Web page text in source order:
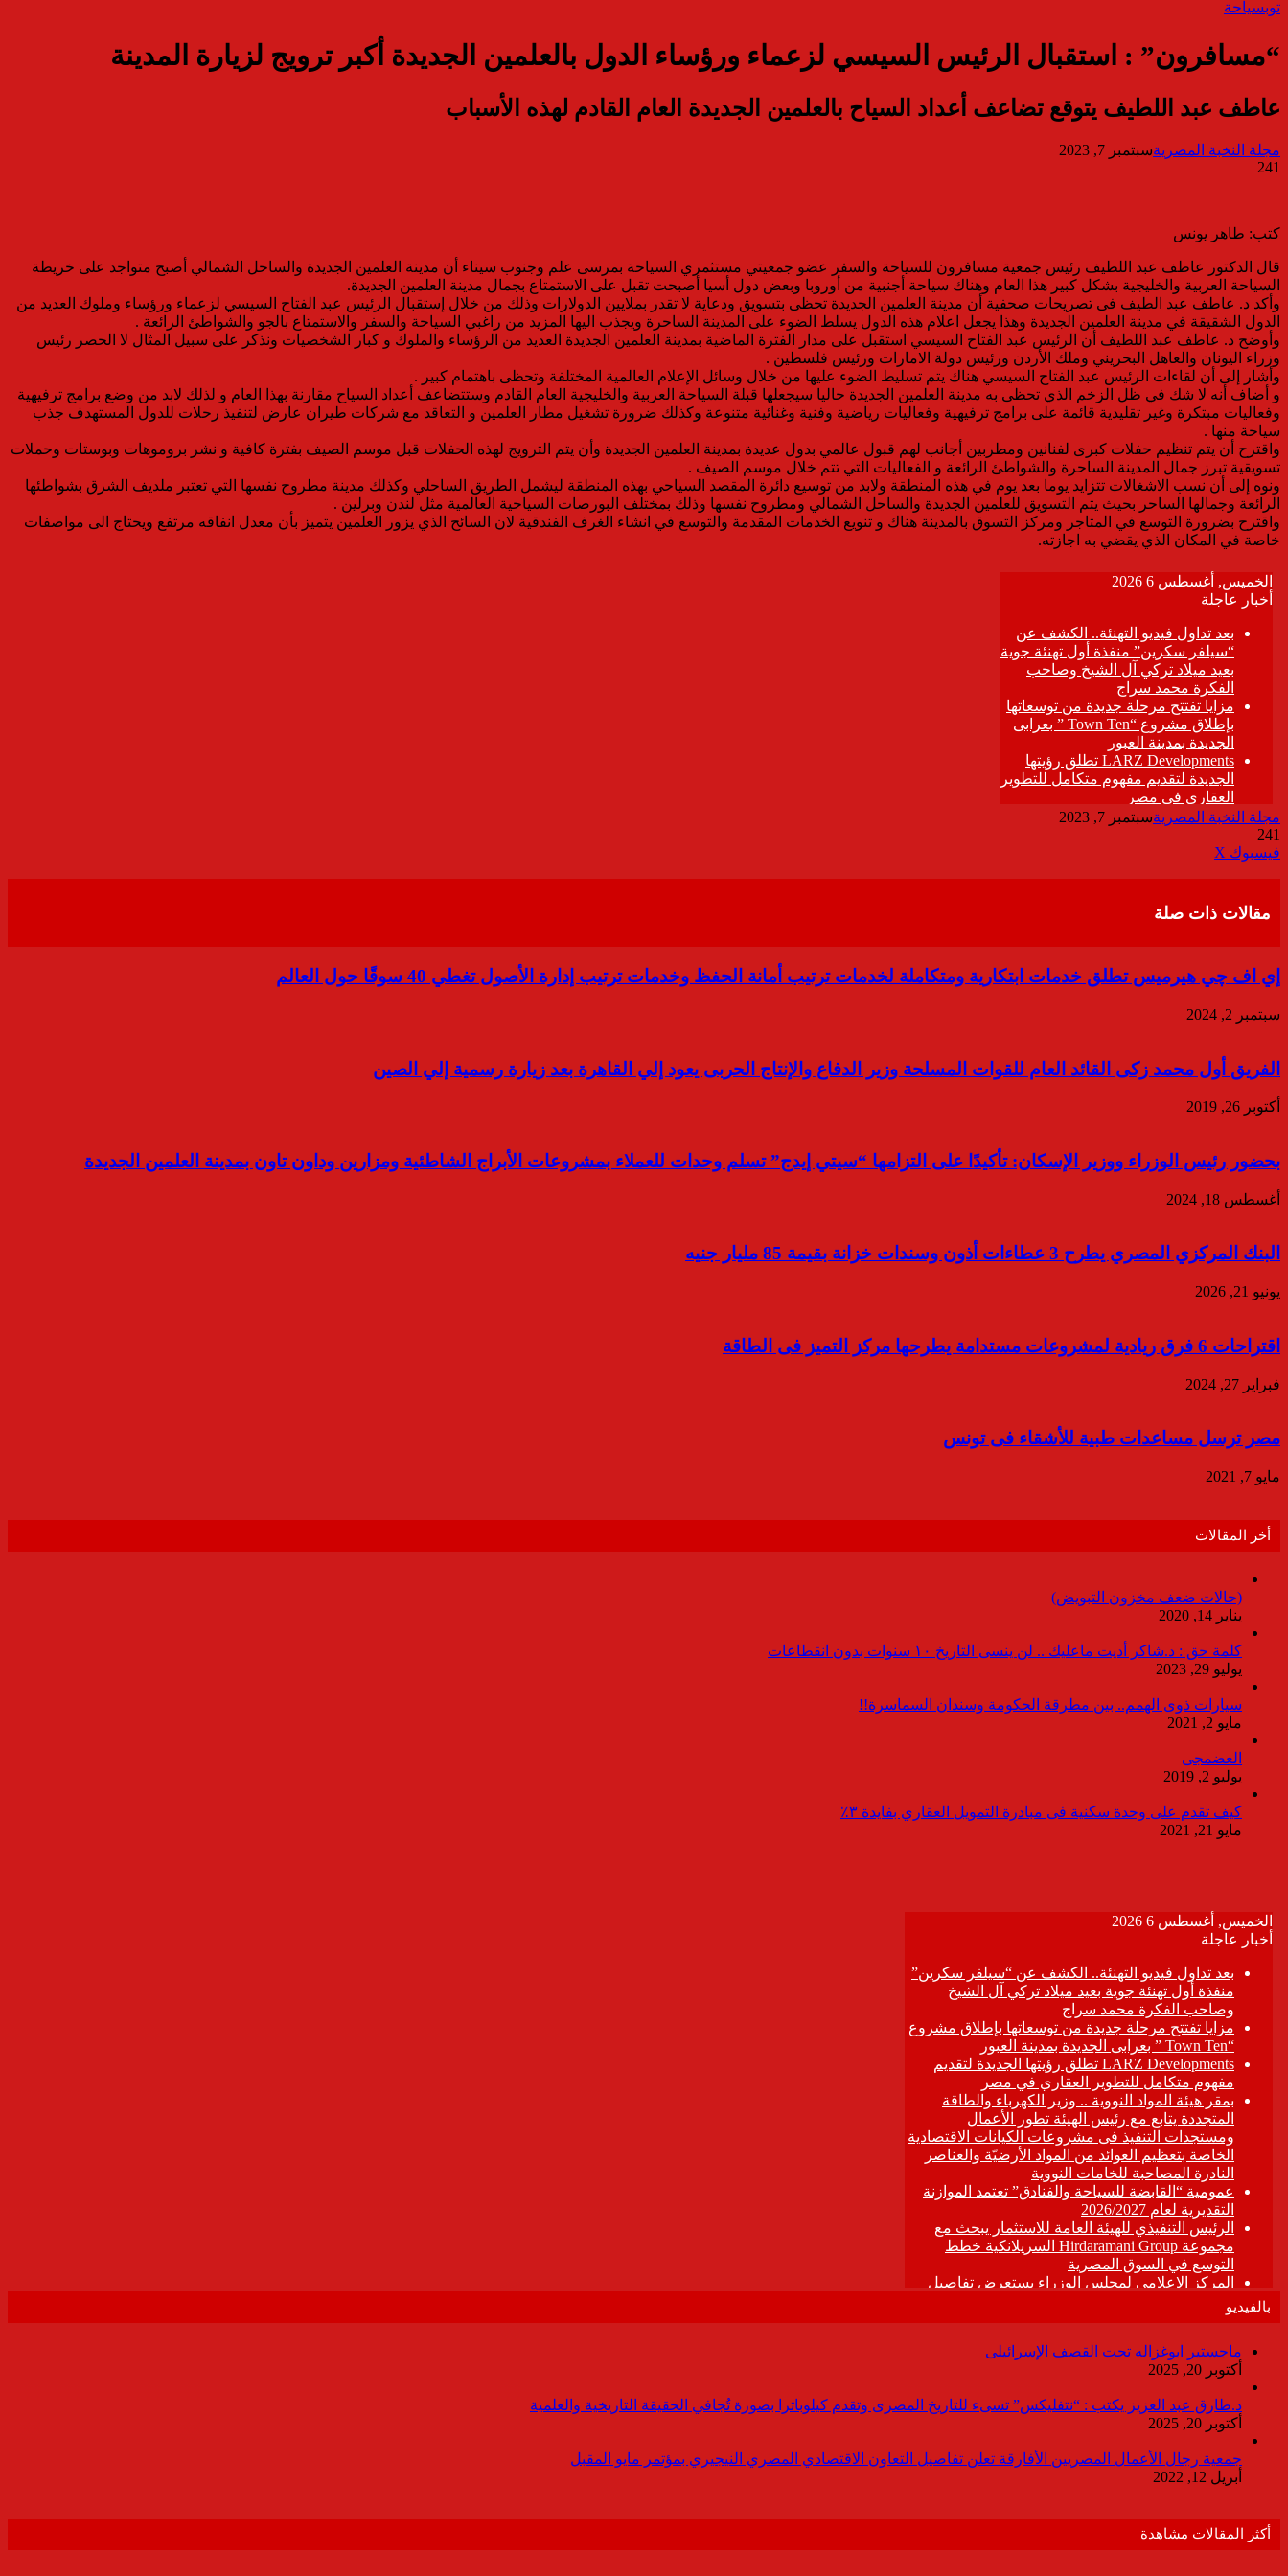
توبسياحة
“مسافرون” : استقبال الرئيس السيسي لزعماء ورؤساء الدول بالعلمين الجديدة أكبر ترويج لزيارة المدينة
عاطف عبد اللطيف يتوقع تضاعف أعداد السياح بالعلمين الجديدة العام القادم لهذه الأسباب
مجلة النخبة المصريةسبتمبر 7, 2023
241
كتب: طاهر يونس
قال الدكتور عاطف عبد اللطيف رئيس جمعية مسافرون للسياحة والسفر عضو جمعيتي مستثمري السياحة بمرسى علم وجنوب سيناء أن مدينة العلمين الجديدة والساحل الشمالي أصبح متواجد على خريطة
السياحة العربية والخليجية بشكل كبير هذا العام وهناك سياحة أجنبية من أوروبا وبعض دول أسيا أصبحت تقبل على الاستمتاع بجمال مدينة العلمين الجديدة.
وأكد د. عاطف عبد الطيف فى تصريحات صحفية أن مدينة العلمين الجديدة تحظى بتسويق ودعاية لا تقدر بملايين الدولارات وذلك من خلال إستقبال الرئيس عبد الفتاح السيسي لزعماء ورؤساء وملوك العديد من
الدول الشقيقة في مدينة العلمين الجديدة وهذا يجعل اعلام هذه الدول يسلط الضوء على المدينة الساحرة ويجذب اليها المزيد من راغبي السياحة والسفر والاستمتاع بالجو والشواطئ الرائعة .
وأوضح د. عاطف عبد اللطيف أن الرئيس عبد الفتاح السيسي استقبل على مدار الفترة الماضية بمدينة العلمين الجديدة العديد من الرؤساء والملوك و كبار الشخصيات ونذكر على سبيل المثال لا الحصر رئيس
وزراء اليونان والعاهل البحريني وملك الأردن ورئيس دولة الامارات ورئيس فلسطين .
وأشار إلى أن لقاءات الرئيس عبد الفتاح السيسي هناك يتم تسليط الضوء عليها من خلال وسائل الإعلام العالمية المختلفة وتحظى باهتمام كبير .
و أضاف أنه لا شك في ظل الزخم الذي تحظى به مدينة العلمين الجديدة حاليا سيجعلها قبلة السياحة العربية والخليجية العام القادم وستتضاعف أعداد السياح مقارنة بهذا العام و لذلك لابد من وضع برامج ترفيهية
وفعاليات مبتكرة وغير تقليدية قائمة على برامج ترفيهية وفعاليات رياضية وفنية وغنائية متنوعة وكذلك ضرورة تشغيل مطار العلمين و التعاقد مع شركات طيران عارض لتنفيذ رحلات للدول المستهدف جذب
سياحة منها .
واقترح أن يتم تنظيم حفلات كبرى لفنانين ومطربين أجانب لهم قبول عالمي بدول عديدة بمدينة العلمين الجديدة وأن يتم الترويج لهذه الحفلات قبل موسم الصيف بفترة كافية و نشر بروموهات وبوستات وحملات
تسويقية تبرز جمال المدينة الساحرة والشواطئ الرائعة و الفعاليات التي تتم خلال موسم الصيف .
ونوه إلى أن نسب الاشغالات تتزايد يوما بعد يوم في هذه المنطقة ولابد من توسيع دائرة المقصد السياحي بهذه المنطقة ليشمل الطريق الساحلي وكذلك مدينة مطروح نفسها التي تعتبر ملديف الشرق بشواطئها
الرائعة وجمالها الساحر بحيث يتم التسويق للعلمين الجديدة والساحل الشمالي ومطروح نفسها وذلك بمختلف البورصات السياحية العالمية مثل لندن وبرلين .
واقترح بضرورة التوسع في المتاجر ومركز التسوق بالمدينة هناك و تنويع الخدمات المقدمة والتوسع في انشاء الغرف الفندقية لان السائح الذي يزور العلمين يتميز بأن معدل انفاقه مرتفع ويحتاج الى مواصفات
خاصة في المكان الذي يقضي به اجازته.
مجلة النخبة المصريةسبتمبر 7, 2023
241
فيسبوك ‫X
مقالات ذات صلة
إي اف چي هيرميس تطلق خدمات ابتكارية ومتكاملة لخدمات ترتيب أمانة الحفظ وخدمات ترتيب إدارة الأصول تغطي 40 سوقًا حول العالم
سبتمبر 2, 2024
الفريق أول محمد زكى القائد العام للقوات المسلحة وزير الدفاع والإنتاج الحربى يعود إلي القاهرة بعد زيارة رسمية إلي الصين
أكتوبر 26, 2019
بحضور رئيس الوزراء ووزير الإسكان: تأكيدًا على التزامها “سيتي إيدج” تسلم وحدات للعملاء بمشروعات الأبراج الشاطئية ومزارين وداون تاون بمدينة العلمين الجديدة
أغسطس 18, 2024
البنك المركزي المصري يطرح 3 عطاءات أذون وسندات خزانة بقيمة 85 مليار جنيه
يونيو 21, 2026
اقتراحات 6 فرق ريادية لمشروعات مستدامة يطرحها مركز التميز فى الطاقة
فبراير 27, 2024
مصر ترسل مساعدات طبية للأشقاء فى تونس
مايو 7, 2021
أخر المقالات
(حالات ضعف مخزون التبويض)
يناير 14, 2020
كلمة حق : د.شاكر أديت ماعليك .. لن ينسى التاريخ ١٠ سنوات بدون انقطاعات
يوليو 29, 2023
سيارات ذوى الهمم.. بين مطرقة الحكومة وسندان السماسرة!!
مايو 2, 2021
العضمجى
يوليو 2, 2019
كيف تقدم على وحدة سكنية فى مبادرة التمويل العقاري بفايدة ٣٪
مايو 21, 2021
بالفيديو
ماجستير ابوغزاله تحت القصف الإسرائيلى
أكتوبر 20, 2025
د.طارق عبد العزيز يكتب : “نتفليكس” تسىء للتاريخ المصرى وتقدم كيلوباترا بصورة تُجافي الحقيقة التاريخية والعلمية
أكتوبر 20, 2025
جمعية رجال الأعمال المصريين الأفارقة تعلن تفاصيل التعاون الاقتصادي المصري النيجيري بمؤتمر مايو المقبل
أبريل 12, 2022
أكثر المقالات مشاهدة